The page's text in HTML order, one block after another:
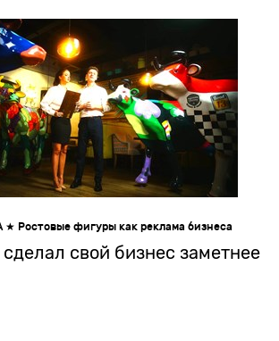
Ростовые фигуры как реклама бизнеса
свой бизнес заметнее